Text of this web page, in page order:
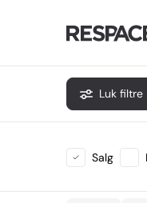
Luk filtre
Salg